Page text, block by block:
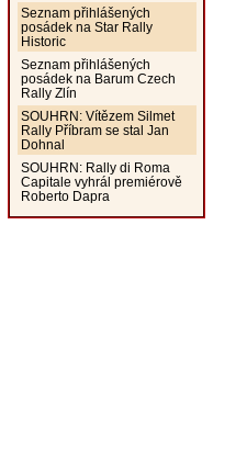
Seznam přihlášených
posádek na Star Rally
Historic
Seznam přihlášených
posádek na Barum Czech
Rally Zlín
SOUHRN: Vítězem Silmet
Rally Příbram se stal Jan
Dohnal
SOUHRN: Rally di Roma
Capitale vyhrál premiérově
Roberto Dapra